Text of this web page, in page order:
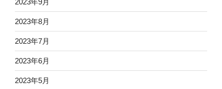
2023年8月
2023年7月
2023年6月
2023年5月